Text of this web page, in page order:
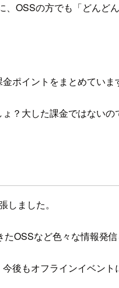
OSSの方でも「どんど
ポイントをまとめていま
？大した課金ではない
ました。
OSSなど色々な情報発信
後もオフラインイベント